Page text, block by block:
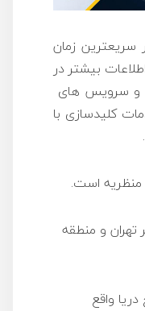
سریعترین زمان
بیشتر در
و سرویس های
کلیدسازی با
است.
تهران و منطقه
تا ۱۸۰۰ متری از سطح دریا واقع